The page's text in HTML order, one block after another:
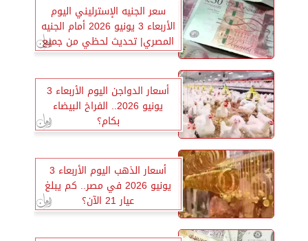
سعر الجنيه الإسترليني اليوم
الأربعاء 3 يونيو 2026 أمام الجنيه
المصري| تحديث لحظي من جميع
البنوك
أسعار الدواجن اليوم الأربعاء 3
يونيو 2026.. الفراخ البيضاء
بكام؟
أسعار الذهب اليوم الأربعاء 3
يونيو 2026 في مصر.. كم يبلغ
عيار 21 الآن؟